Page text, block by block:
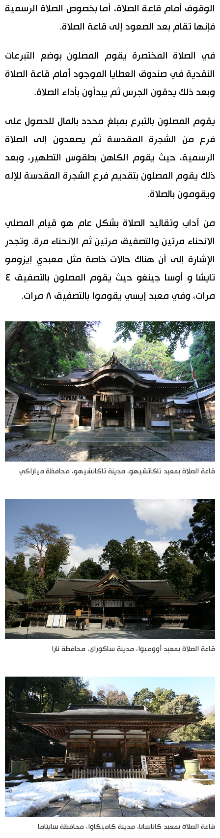
الوقوف أمام قاعة الصلاة، أما بخصوص الصلاة الرسمية
فإنها تقام بعد الصعود إلى قاعة الصلاة.
في الصلاة المختصرة يقوم المصلون بوضع التبرعات
النقدية في صندوق العطايا الموجود أمام قاعة الصلاة
وبعد ذلك يدقون الجرس ثم يبدأون بأداء الصلاة.
يقوم المصلون بالتبرع بمبلغ محدد بالمال للحصول على
فرع من الشجرة المقدسة ثم يصعدون إلى الصلاة
الرسمية، حيث يقوم الكاهن بطقوس التطهير، وبعد
ذلك يقوم المصلون بتقديم فرع الشجرة المقدسة للإله
ويقومون بالصلاة.
من آداب وتقاليد الصلاة بشكل عام هو قيام المصلي
الانحناء مرتين والتصفيق مرتين ثم الانحناء مرة. وتجدر
الإشارة إلى أن هناك حالات خاصة مثل معبدي إيزومو
تايشا و أوسا جينغو حيث يقوم المصلون بالتصفيق ٤
مرات، وفي معبد إيسي يقوموا بالتصفيق ٨ مرات.
قاعة الصلاة بمعبد تاكاتشيهو، مدينة تاكاتشيهو، محافظة ميازاكي
قاعة الصلاة بمعبد أووميوا، مدينة ساكوراي، محافظة نارا
قاعة الصلاة بمعبد كاناسانا، مدينة كاميكاوا، محافظة سايتاما